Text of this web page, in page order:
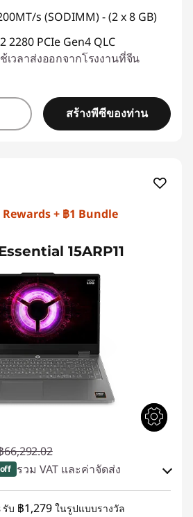
s (SODIMM) - (2 x 8 GB)
2280 PCIe Gen4 QLC
เวลาส่งออกจากโรงงานที่จีน
สร้างพีซีของท่าน
Rewards + ฿1 Bundle
15ARP11
66,292.02
รวม VAT และค่าจัดส่ง
รับ ฿1,279 ในรูปแบบรางวัล